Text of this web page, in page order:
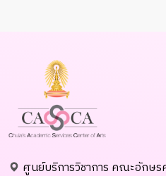
ศูนย์บริการวิชาการ คณะอักษ